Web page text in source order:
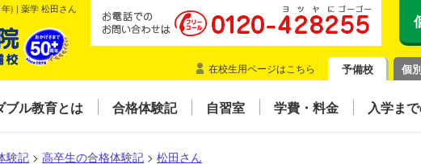
) | 薬学 松田さん
在校生用ページはこちら 予備校 個
ブル教育とは 合格体験記 自習室 学費・料金 入学ま
験記 > 高卒生の合格体験記 > 松田さん